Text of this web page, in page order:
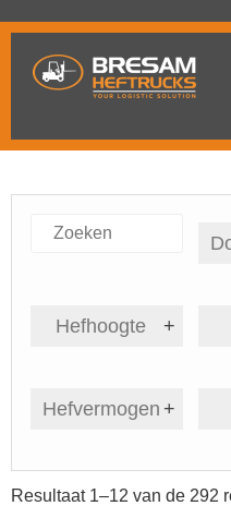
Hefhoogte +
Hefvermogen +
Resultaat 1–12 van de 292